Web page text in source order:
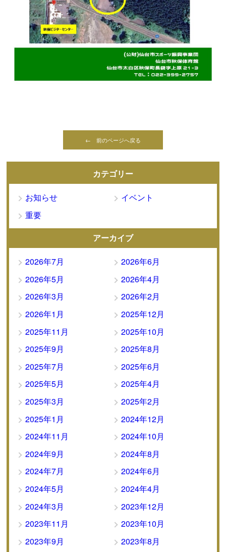
← 前のページへ戻る
カテゴリー
お知らせ
イベント
重要
アーカイブ
2026年7月
2026年6月
2026年5月
2026年4月
2026年3月
2026年2月
2026年1月
2025年12月
2025年11月
2025年10月
2025年9月
2025年8月
2025年7月
2025年6月
2025年5月
2025年4月
2025年3月
2025年2月
2025年1月
2024年12月
2024年11月
2024年10月
2024年9月
2024年8月
2024年7月
2024年6月
2024年5月
2024年4月
2024年3月
2023年12月
2023年11月
2023年10月
2023年9月
2023年8月